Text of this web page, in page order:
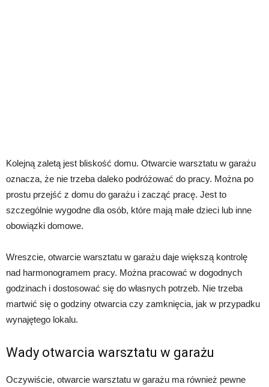
Kolejną zaletą jest bliskość domu. Otwarcie warsztatu w garażu
oznacza, że nie trzeba daleko podróżować do pracy. Można po
prostu przejść z domu do garażu i zacząć pracę. Jest to
szczególnie wygodne dla osób, które mają małe dzieci lub inne
obowiązki domowe.
Wreszcie, otwarcie warsztatu w garażu daje większą kontrolę
nad harmonogramem pracy. Można pracować w dogodnych
godzinach i dostosować się do własnych potrzeb. Nie trzeba
martwić się o godziny otwarcia czy zamknięcia, jak w przypadku
wynajętego lokalu.
Wady otwarcia warsztatu w garażu
Oczywiście, otwarcie warsztatu w garażu ma również pewne